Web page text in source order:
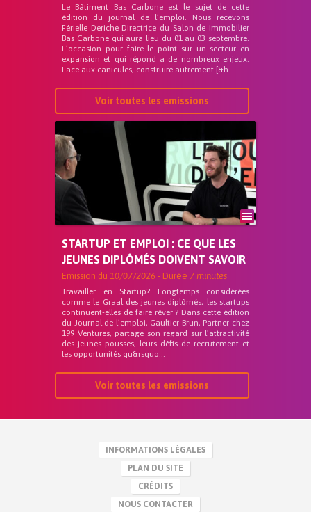
Le Bâtiment Bas Carbone est le sujet de cette
édition du journal de l’emploi. Nous recevons
Férielle Deriche Directrice du Salon de Immobilier
Bas Carbone qui aura lieu du 01 au 03 septembre.
L’occasion pour faire le point sur un secteur en
expansion et qui répond a de nombreux enjeux.
Face aux canicules, construire autrement [&h...
Voir toutes les emissions
STARTUP ET EMPLOI : CE QUE LES
JEUNES DIPLÔMÉS DOIVENT SAVOIR
Emission du 10/07/2026 - Durée 7 minutes
Travailler en Startup? Longtemps considérées
comme le Graal des jeunes diplômés, les startups
continuent-elles de faire rêver ? Dans cette édition
du Journal de l’emploi, Gaultier Brun, Partner chez
199 Ventures, partage son regard sur l’attractivité
des jeunes pousses, leurs défis de recrutement et
les opportunités qu&rsquo...
Voir toutes les emissions
INFORMATIONS LÉGALES
PLAN DU SITE
CRÉDITS
NOUS CONTACTER